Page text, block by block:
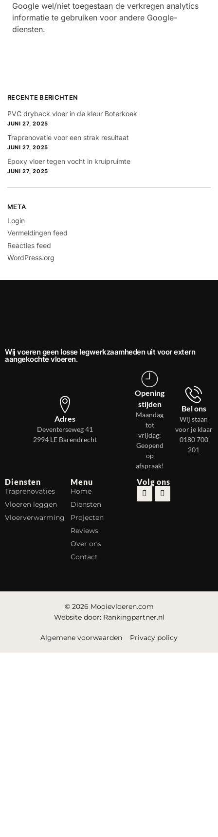
Google wel/niet toegestaan de verkregen analytics
informatie te gebruiken voor andere Google-
diensten.
RECENTE BERICHTEN
PVC dryback vloer in de kleur Boterkoek
JUNI 27, 2025
Traprenovatie voor een strak resultaat
JUNI 27, 2025
Epoxy vloer tegen vocht in kruipruimte
JUNI 27, 2025
META
Login
Vermeldingen feed
Reacties feed
WordPress.org
Wij voeren geen losse legwerkzaamheden uit voor extern
aangekochte vloeren.
Adres
Deventerseweg 41
2994 LE Barendrecht
Opening
stijden
Maandag
tot
vrijdag:
Geopend
op
afspraak!
Bel ons
Wij staan
voor je klaar
0180 700
201
Diensten
Traprenovaties
Vloeren leggen
Vloerverwarming
Menu
Home
Diensten
Projecten
Reviews
Over ons
Contact
Volg ons
© 2026 Mooievloeren.com
Website door: Rankingpartner.nl
Algemene voorwaarden Privacy policy